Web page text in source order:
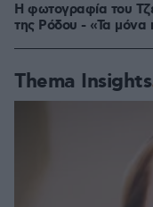
Η φωτογραφία του
της Ρόδου - «Τα μόνα
Thema Insights